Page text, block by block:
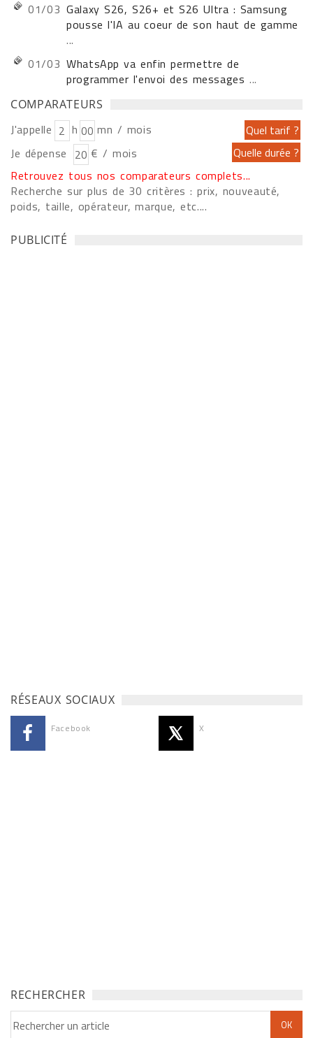
01/03 Galaxy S26, S26+ et S26 Ultra : Samsung
pousse l'IA au coeur de son haut de gamme
...
01/03 WhatsApp va enfin permettre de
programmer l'envoi des messages ...
COMPARATEURS
J'appelle h
mn / mois
Je dépense
€ / mois
Retrouvez tous nos comparateurs complets...
Recherche sur plus de 30 critères : prix, nouveauté,
poids, taille, opérateur, marque, etc....
PUBLICITÉ
RÉSEAUX SOCIAUX
Facebook X
RECHERCHER